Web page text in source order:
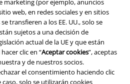
marketing (por ejemplo, anuncios
web, en redes sociales y en sitios
transfieren a los EE. UU., solo se
sujetos a una decisión de
actual de la UE y que están
clic en “Aceptar cookies”, aceptas
y de nuestros socios.
el consentimiento haciendo clic
solo se utilizarán cookies